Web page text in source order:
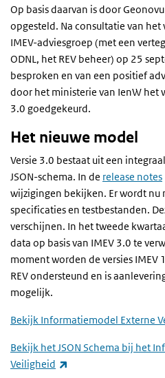
Op basis daarvan is door
opgesteld. Na consultatie van
IMEV-adviesgroep (met een
ODNL, het REV beheer) op 25
besproken en van een positief
door het ministerie van IenW het
3.0 goedgekeurd.
Het nieuwe model
Versie 3.0 bestaat uit een
JSON-schema. In de release notes
wijzigingen bekijken. Er wordt nu
specificaties en testbestanden.
verschijnen. In het tweede
data op basis van IMEV 3.0 te
moment worden de versies IMEV
REV ondersteund en is
mogelijk.
Bekijk Informatiemodel Externe
Bekijk het JSON Schema bij het
Veiligheid